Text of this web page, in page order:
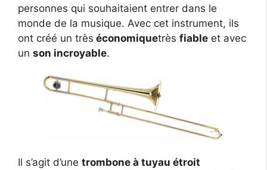
personnes qui souhaitaient entrer dans le
monde de la musique. Avec cet instrument, ils
ont créé un très économiquetrès fiable et avec
un son incroyable.
Il s’agit d’une trombone à tuyau étroit